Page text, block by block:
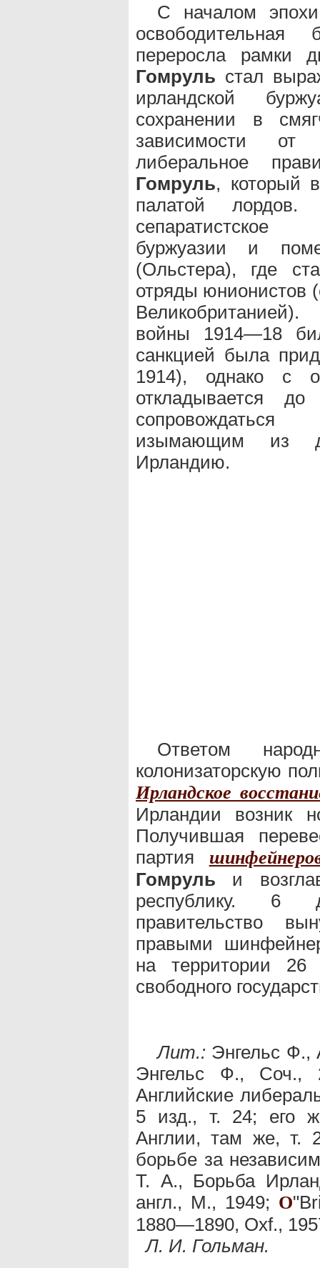
С началом
освободительная
переросла рамки
Гомруль стал
ирландской
сохранении в
зависимости
либеральное
Гомруль, который
палатой лордов.
сепаратистское
буржуазии и
(Ольстера), где
отряды юнионистов
войны 1914—18
санкцией была
1914), однако с
откладывается
изымающим из
Ирландию.
Ответом
колонизаторскую
Ирландское
Ирландии возник
Получившая
партия
Гомруль и
республику. 6
правительство
правыми
на территории 26
свободного
Лит.: Энгельс Ф.,
Энгельс Ф.,
Английские
5 изд., т. 24; его
Англии, там же, т.
борьбе за
Т. А., Борьба
англ., М., 1949; O
1880—1890, Oxf.,
Л. И. Гольман.